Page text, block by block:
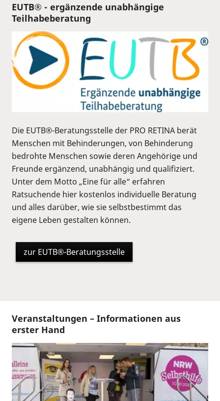
EUTB® - ergänzende unabhängige
Teilhabeberatung
Die EUTB®-Beratungsstelle der PRO RETINA berät
Menschen mit Behinderungen, von Behinderung
bedrohte Menschen sowie deren Angehörige und
Freunde ergänzend, unabhängig und qualifiziert.
Unter dem Motto „Eine für alle“ erfahren
Ratsuchende hier kostenlos individuelle Beratung
und alles darüber, wie sie selbstbestimmt das
eigene Leben gestalten können.
zur EUTB®-Beratungsstelle
Veranstaltungen – Informationen aus
erster Hand